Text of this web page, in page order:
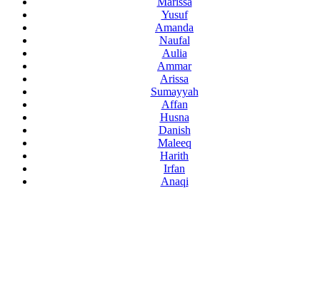
Yusuf
Amanda
Naufal
Aulia
Ammar
Arissa
Sumayyah
Affan
Husna
Danish
Maleeq
Harith
Irfan
Anaqi